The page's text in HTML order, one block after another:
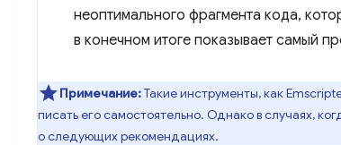
неоптимального фрагмента кода,
в конечном итоге показывает самый
Примечание:Такие инструменты, как
писать его самостоятельно. Однако в случаях,
о следующих рекомендациях.